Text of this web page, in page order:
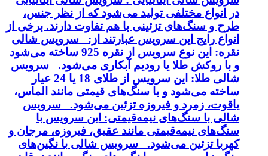
در انواع مختلفی تولید می‌شود که از نظر جنس،
طرح و سنگ‌های تزئینی با هم تفاوت دارند. برخی از
انواع رایج این سرویس عبارتند از: سرویس شالی
نقره: این نوع سرویس از نقره 925 ساخته می‌شود
و با روکش طلا یا رودیم آبکاری می‌شود. سرویس
شالی طلا: این سرویس از طلای 18 یا 24 عیار
ساخته می‌شود و با سنگ‌های قیمتی مانند الماس،
یاقوت، زمرد و فیروزه تزئین می‌شود. سرویس
شالی با سنگ‌های نیمه‌قیمتی: این سرویس با
سنگ‌های نیمه‌قیمتی مانند عقیق، فیروزه، مرجان و
کهربا تزئین می‌شود. سرویس شالی با نگین‌های